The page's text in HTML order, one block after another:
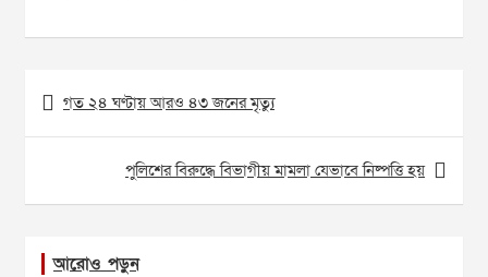
Post
navigation
গত ২৪ ঘণ্টায় আরও ৪৩ জনের মৃত্যু
পুলিশের বিরুদ্ধে বিভাগীয় মামলা যেভাবে নিষ্পত্তি হয়
আরোও পড়ুন